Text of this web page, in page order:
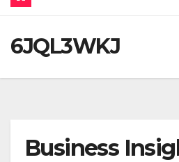
6JQL3WKJ
Business